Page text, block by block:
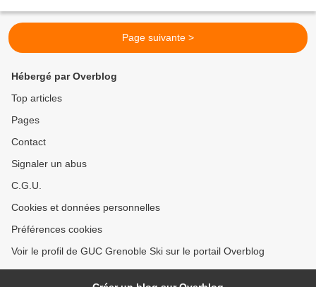
Page suivante >
Hébergé par Overblog
Top articles
Pages
Contact
Signaler un abus
C.G.U.
Cookies et données personnelles
Préférences cookies
Voir le profil de GUC Grenoble Ski sur le portail Overblog